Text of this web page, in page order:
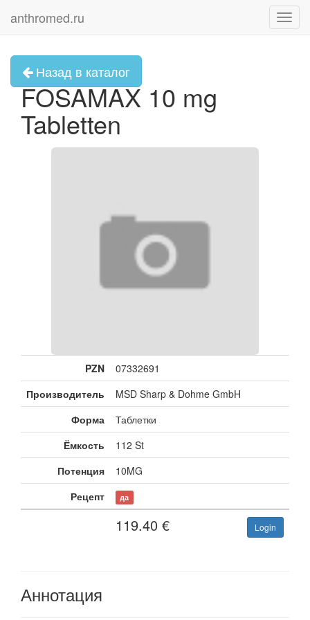
anthromed.ru
Назад в каталог
FOSAMAX 10 mg
Tabletten
PZN
07332691
Производитель
MSD Sharp & Dohme GmbH
Форма
Таблетки
Ёмкость
112 St
Потенция
10MG
Рецепт
да
119.40 € Login
Аннотация